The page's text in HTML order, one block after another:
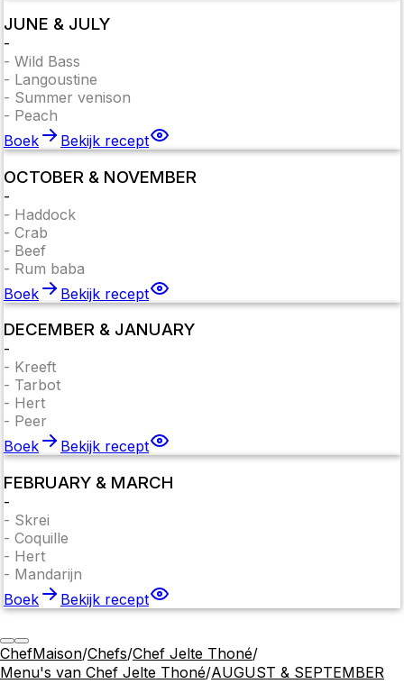
JUNE & JULY
-
- Wild Bass
- Langoustine
- Summer venison
- Peach
Boek
Bekijk recept
OCTOBER & NOVEMBER
-
- Haddock
- Crab
- Beef
- Rum baba
Boek
Bekijk recept
DECEMBER & JANUARY
-
- Kreeft
- Tarbot
- Hert
- Peer
Boek
Bekijk recept
FEBRUARY & MARCH
-
- Skrei
- Coquille
- Hert
- Mandarijn
Boek
Bekijk recept
ChefMaison/Chefs/Chef Jelte Thoné/
Menu's van Chef Jelte Thoné/AUGUST & SEPTEMBER